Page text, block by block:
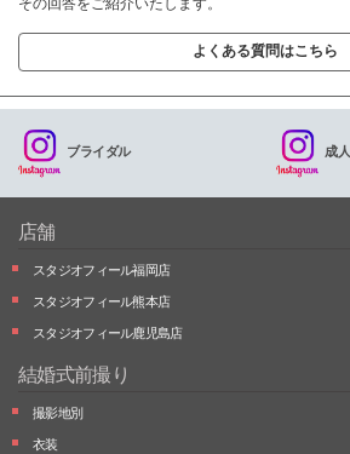
よくある質問はこちら
ブライダル 成人
店舗
スタジオフィール福岡店
スタジオフィール熊本店
スタジオフィール鹿児島店
結婚式前撮り
撮影地別
衣装